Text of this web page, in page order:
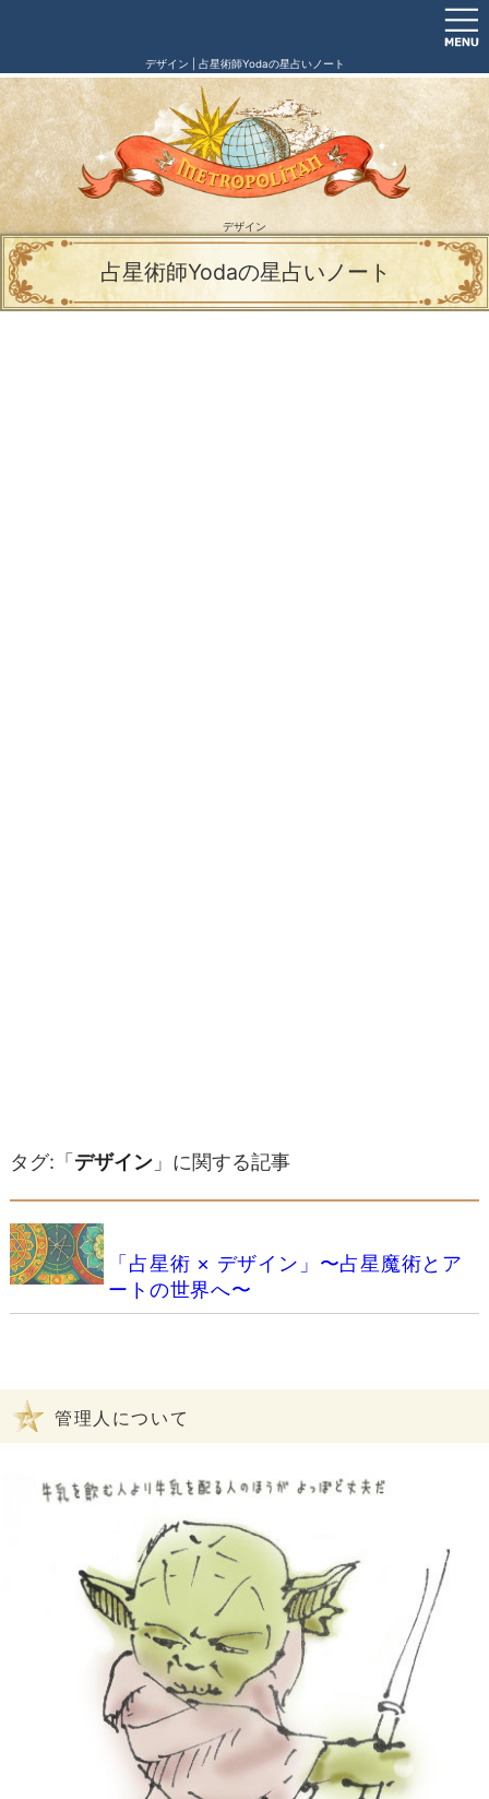
デザイン | 占星術師Yodaの星占いノート
デザイン
占星術師Yodaの星占いノート
タグ:「デザイン」に関する記事
「占星術 × デザイン」〜占星魔術とア
ートの世界へ〜
管理人について